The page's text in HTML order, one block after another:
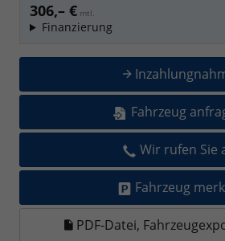
306,– € mtl.
Finanzierung
Fahrzeug
Wir rufen Sie
Fahrzeug
PDF-Datei,